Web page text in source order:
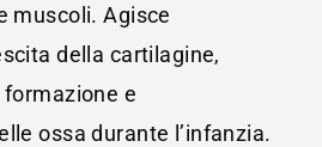
muscoli. Agisce
della cartilagine,
e
ossa durante l’infanzia.